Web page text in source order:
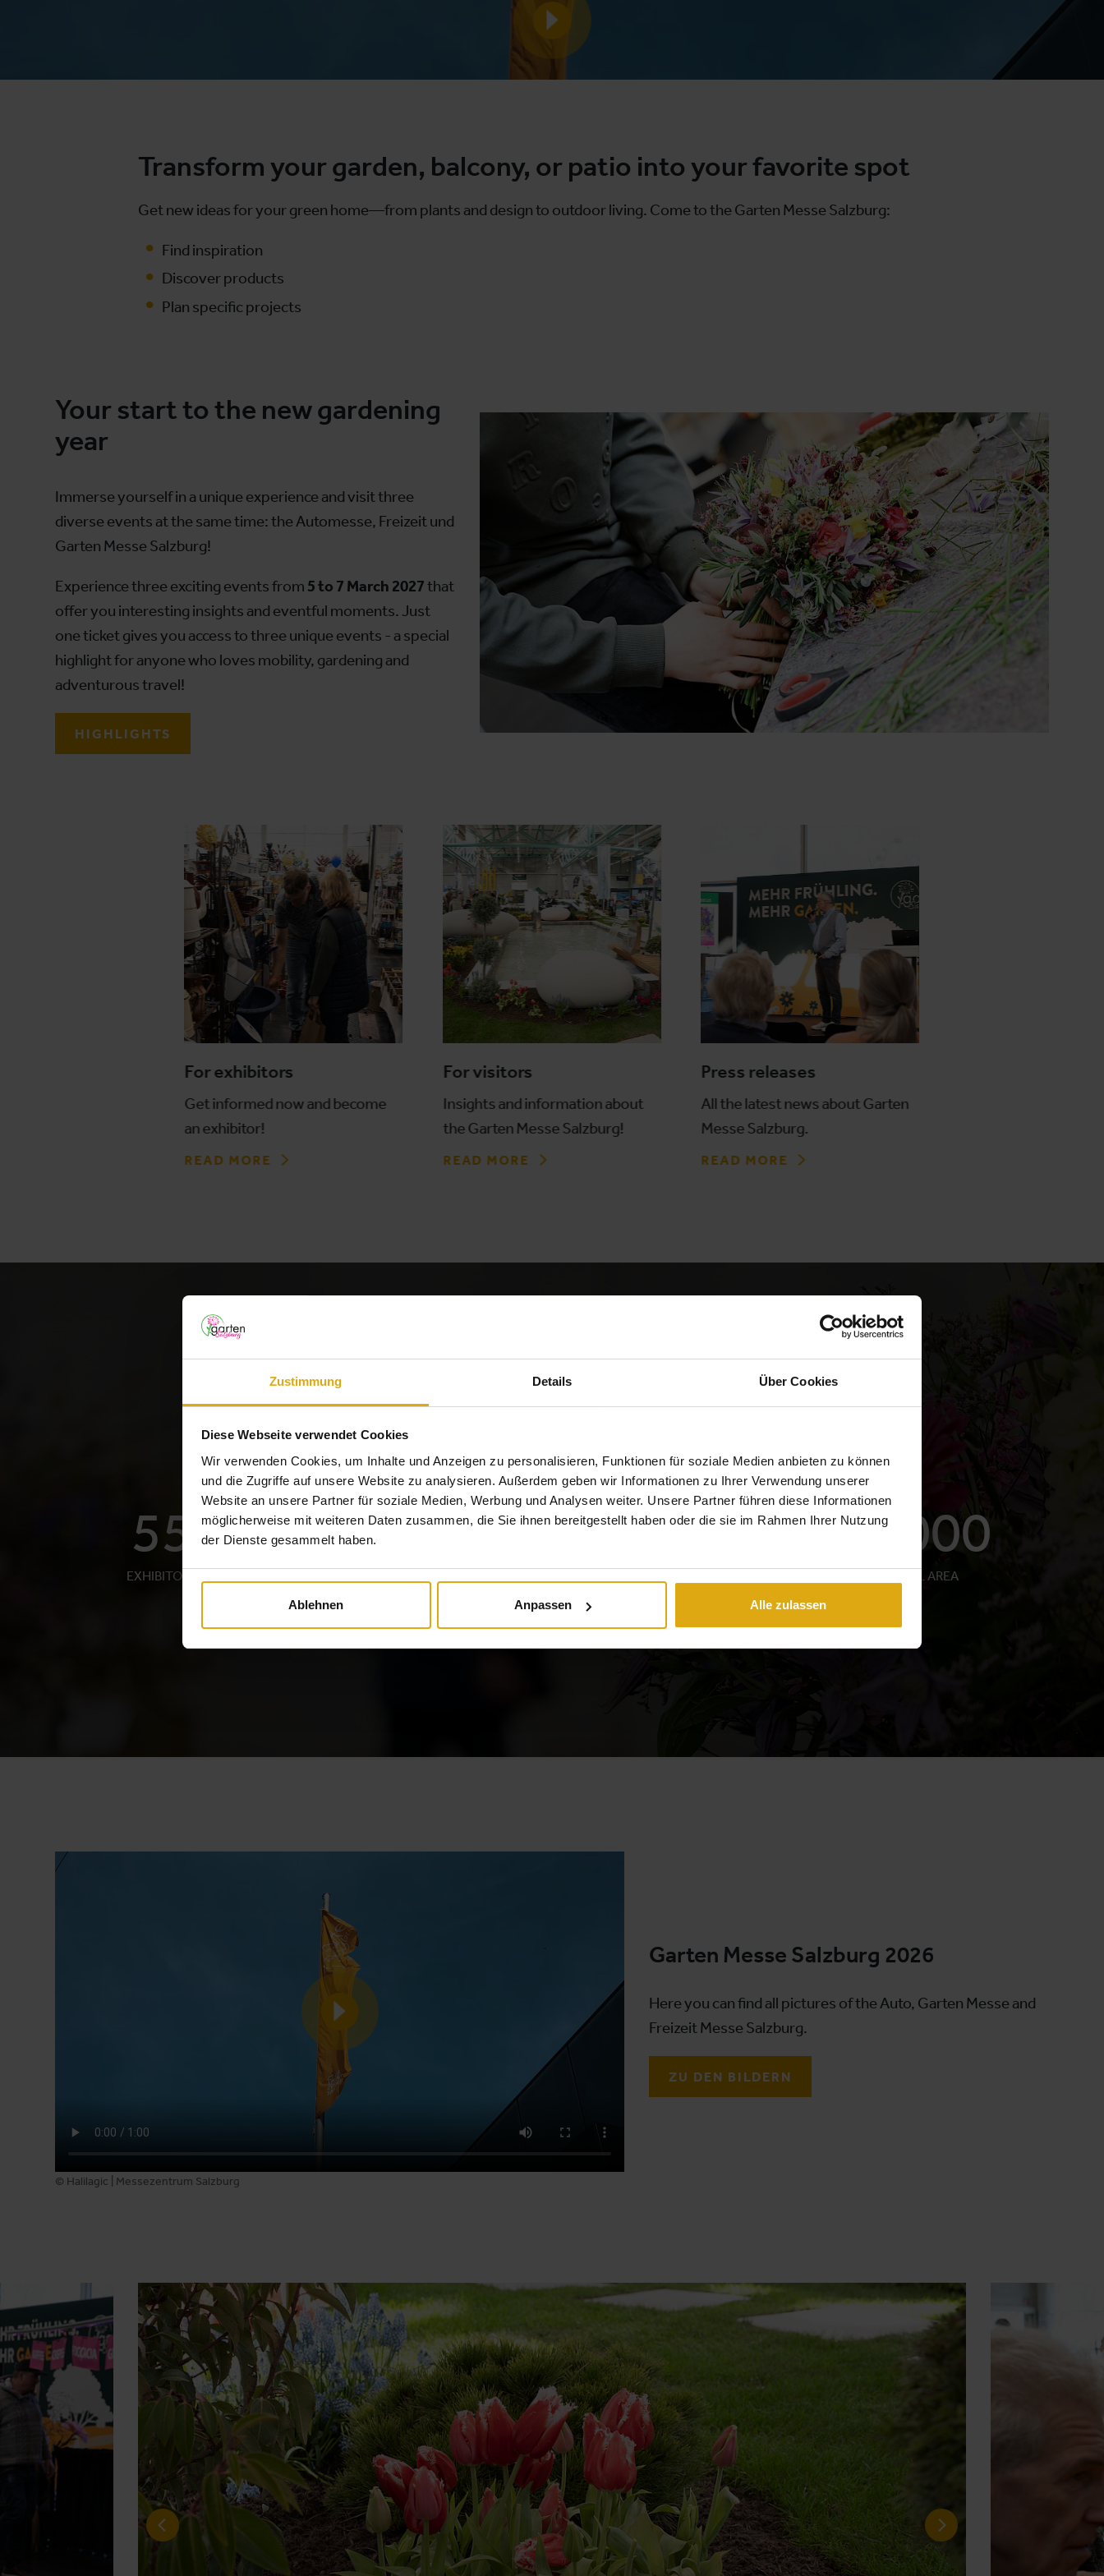
Zustimmung Details Über Cookies
Diese Webseite verwendet Cookies
Wir verwenden Cookies, um Inhalte und Anzeigen zu personalisieren, Funktionen für soziale Medien anbieten zu können
und die Zugriffe auf unsere Website zu analysieren. Außerdem geben wir Informationen zu Ihrer Verwendung unserer
Website an unsere Partner für soziale Medien, Werbung und Analysen weiter. Unsere Partner führen diese Informationen
möglicherweise mit weiteren Daten zusammen, die Sie ihnen bereitgestellt haben oder die sie im Rahmen Ihrer Nutzung
der Dienste gesammelt haben.
Ablehnen Anpassen Alle zulassen
Transform your garden, balcony, or patio into your favorite spot
Get new ideas for your green home—from plants and design to outdoor living. Come to the Garten Messe Salzburg:
Find inspiration
Discover products
Plan specific projects
Your start to the new gardening
year
Immerse yourself in a unique experience and visit three
diverse events at the same time: the Automesse, Freizeit und
Garten Messe Salzburg!
Experience three exciting events from 5 to 7 March 2027that
offer you interesting insights and eventful moments. Just
one ticket gives you access to three unique events - a special
highlight for anyone who loves mobility, gardening and
adventurous travel!
HIGHLIGHTS
For exhibitors
Get informed now and become
an exhibitor!
READ MORE
For visitors
Insights and information about
the Garten Messe Salzburg!
READ MORE
Press releases
All the latest news about Garten
Messe Salzburg.
READ MORE
Experience...
55
EXHIBITORS
20,000 5,000
M² HALL AREA
Garten Messe Salzburg 2026
Here you can find all pictures of the Auto, Garten Messe and
Freizeit Messe Salzburg.
ZU DEN BILDERN
© Halilagic | Messezentrum Salzburg